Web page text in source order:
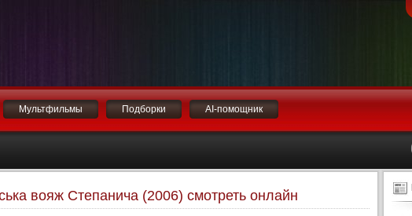
Мультфильмы Подборки AI-помощник
вояж Степанича (2006) смотреть онлайн